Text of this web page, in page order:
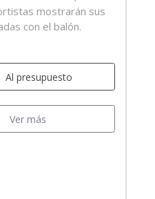
mostrarán sus
con el balón.
Al presupuesto
Ver más